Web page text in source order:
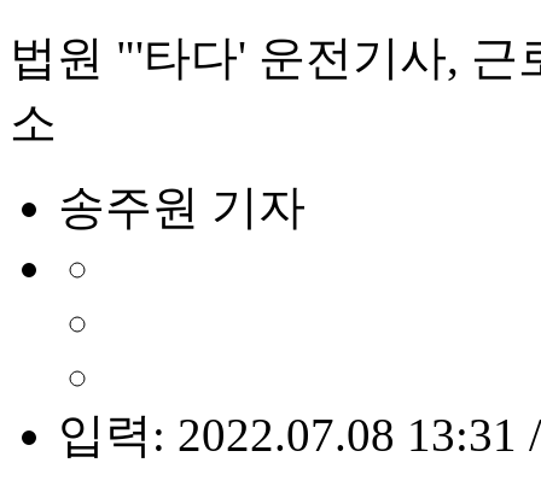
법원 "'타다' 운전기사,
소
송주원 기자
입력: 2022.07.08 13:31